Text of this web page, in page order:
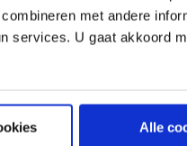
met andere
services. U gaat akkoord
Alle